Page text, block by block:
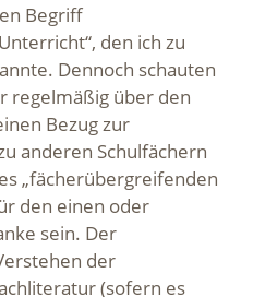
Begriff
den ich zu
Dennoch schauten
regelmäßig über den
Bezug zur
anderen Schulfächern
„fächerübergreifenden
den einen oder
sein. Der
der
(sofern es